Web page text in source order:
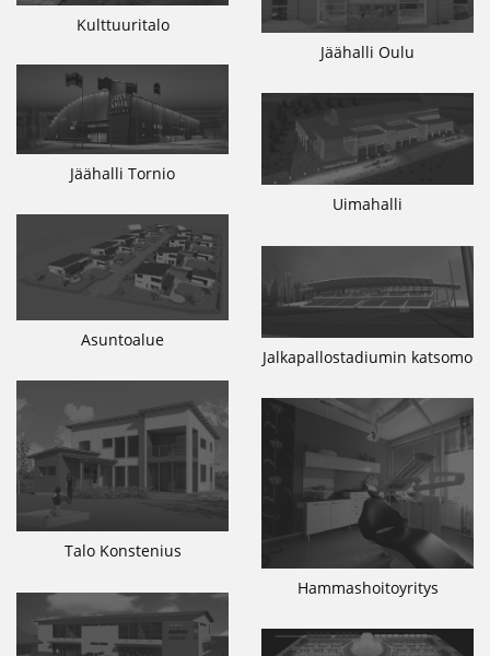
Kulttuuritalo
Jäähalli Oulu
Jäähalli Tornio
Uimahalli
Asuntoalue
Jalkapallostadiumin katsomo
Talo Konstenius
Hammashoitoyritys